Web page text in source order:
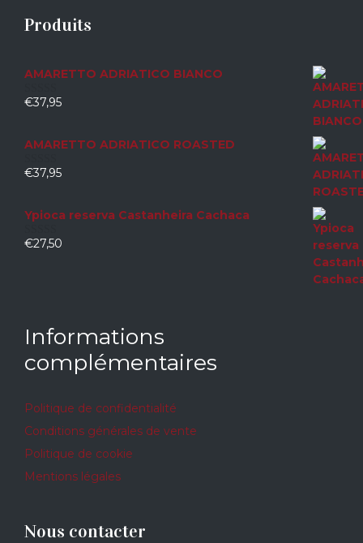
Produits
AMARETTO ADRIATICO BIANCO
0
€37,95
AMARETTO ADRIATICO ROASTED
0
€37,95
Ypioca reserva Castanheira Cachaca
0
€27,50
Informations
complémentaires
Politique de confidentialité
Conditions générales de vente
Politique de cookie
Mentions légales
Nous contacter